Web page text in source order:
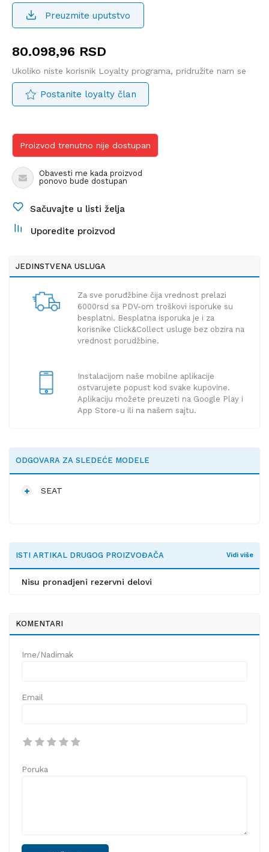
Preuzmite uputstvo
80.098,96 RSD
Ukoliko niste korisnik Loyalty programa, pridružite nam se
Postanite loyalty član
Proizvod trenutno nije dostupan
Obavesti me kada proizvod
ponovo bude dostupan
Sačuvajte u listi želja
Uporedite proizvod
JEDINSTVENA USLUGA
Za sve poruđžbine čija vrednost prelazi
6000rsd sa PDV-om troškovi isporuke su
besplatni. Besplatna isporuka je i za
korisnike Click&Collect usluge bez obzira na
vrednost porudžbine.
Instalacijom naše mobilne aplikacije
ostvarujete popust kod svake kupovine.
Aplikaciju možete preuzeti na Google Play i
App Store-u ili na našem sajtu.
ODGOVARA ZA SLEDEĆE MODELE
SEAT
ISTI ARTIKAL DRUGOG PROIZVOĐAČA Vidi više
Nisu pronadjeni rezervni delovi
KOMENTARI
Ime/Nadimak
Email
Poruka